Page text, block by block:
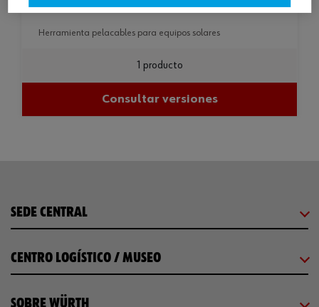
herramienta pelacables para equipos solares
1 producto
Consultar versiones
SEDE CENTRAL
CENTRO LOGÍSTICO / MUSEO
SOBRE WÜRTH